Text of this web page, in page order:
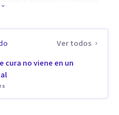
de habilidades
en una atención
y centrada en la dignidad. Para
espacio donde la persona
Ver todos
cura no viene en un